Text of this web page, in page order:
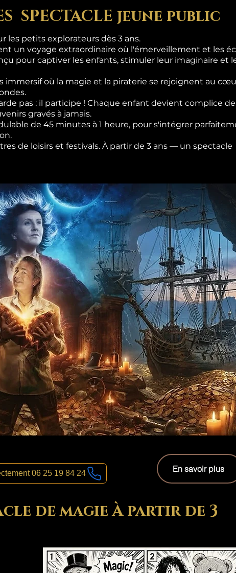
SPECTACLE jeune public
les petits explorateurs dès 3 ans.
un voyage extraordinaire où l'émerveillement et les
pour captiver les enfants, stimuler leur imaginaire et
immersif où la magie et la piraterie se rejoignent au
pas : il participe ! Chaque enfant devient complice de
gravés à jamais.
de 45 minutes à 1 heure, pour s'intégrer
de loisirs et festivals. À partir de 3 ans — un spectacle
06 25 19 84 24 En savoir plus
de magie À partir de 3